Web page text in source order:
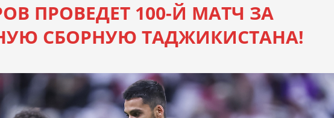
ПРОВЕДЕТ 100-Й МАТЧ ЗА
СБОРНУЮ ТАДЖИКИСТАНА!